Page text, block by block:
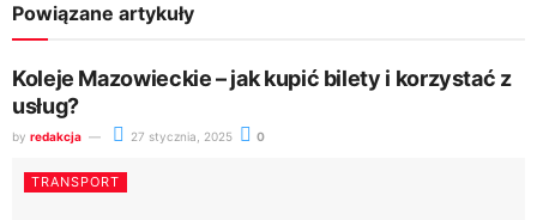
Powiązane artykuły
Koleje Mazowieckie – jak kupić bilety i korzystać z
usług?
by redakcja 27 stycznia, 2025 0
TRANSPORT